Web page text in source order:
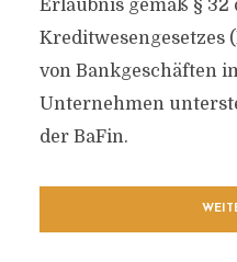
Erlaubnis gemäß § 32
Kreditwesengesetzes
von Bankgeschäften
Unternehmen
der BaFin.